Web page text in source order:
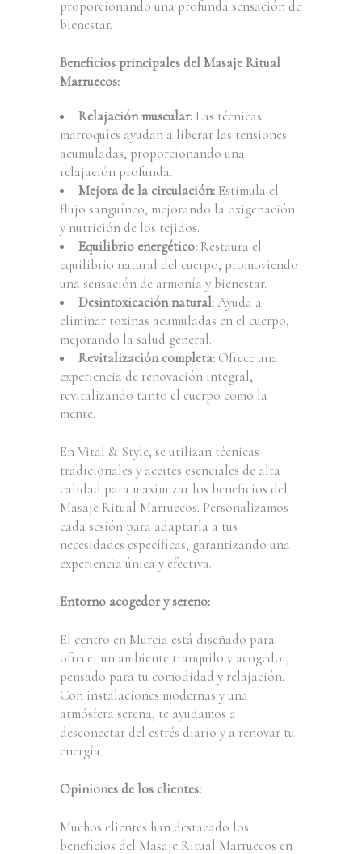
proporcionando una profunda sensación de
bienestar.
Beneficios principales del Masaje Ritual
Marruecos:
Relajación muscular: Las técnicas
marroquíes ayudan a liberar las tensiones
acumuladas, proporcionando una
relajación profunda.
Mejora de la circulación: Estimula el
flujo sanguíneo, mejorando la oxigenación
y nutrición de los tejidos.
Equilibrio energético: Restaura el
equilibrio natural del cuerpo, promoviendo
una sensación de armonía y bienestar.
Desintoxicación natural:Ayuda a
eliminar toxinas acumuladas en el cuerpo,
mejorando la salud general.
Revitalización completa: Ofrece una
experiencia de renovación integral,
revitalizando tanto el cuerpo como la
mente.
En Vital & Style, se utilizan técnicas
tradicionales y aceites esenciales de alta
calidad para maximizar los beneficios del
Masaje Ritual Marruecos. Personalizamos
cada sesión para adaptarla a tus
necesidades específicas, garantizando una
experiencia única y efectiva.
Entorno acogedor y sereno:
El centro en Murcia está diseñado para
ofrecer un ambiente tranquilo y acogedor,
pensado para tu comodidad y relajación.
Con instalaciones modernas y una
atmósfera serena, te ayudamos a
desconectar del estrés diario y a renovar tu
energía.
Opiniones de los clientes:
Muchos clientes han destacado los
beneficios del Masaje Ritual Marruecos en